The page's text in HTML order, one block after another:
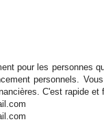
pour les personnes
personnels.
C'est rapide et